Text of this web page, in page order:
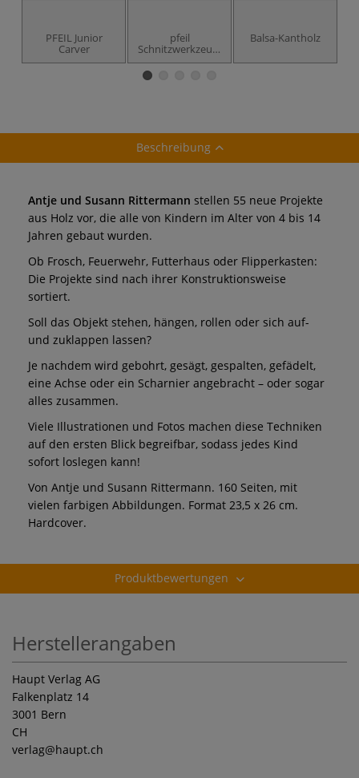
PFEIL Junior
Carver
pfeil
Schnitzwerkzeug-
Set
Balsa-Kantholz
Beschreibung
Antje und Susann Rittermann stellen 55 neue Projekte
aus Holz vor, die alle von Kindern im Alter von 4 bis 14
Jahren gebaut wurden.
Ob Frosch, Feuerwehr, Futterhaus oder Flipperkasten:
Die Projekte sind nach ihrer Konstruktionsweise
sortiert.
Soll das Objekt stehen, hängen, rollen oder sich auf-
und zuklappen lassen?
Je nachdem wird gebohrt, gesägt, gespalten, gefädelt,
eine Achse oder ein Scharnier angebracht – oder sogar
alles zusammen.
Viele Illustrationen und Fotos machen diese Techniken
auf den ersten Blick begreifbar, sodass jedes Kind
sofort loslegen kann!
Von Antje und Susann Rittermann. 160 Seiten, mit
vielen farbigen Abbildungen. Format 23,5 x 26 cm.
Hardcover.
Produktbewertungen
Herstellerangaben
Haupt Verlag AG
Falkenplatz 14
3001 Bern
CH
verlag@haupt.ch